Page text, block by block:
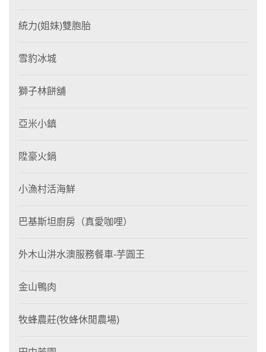
統力(姐妹)雙胞胎
雪豹冰城
獅子林餅舖
亞米小鎮
陞豪火鍋
小漁村活海鮮
巴基斯坦廚房（真愛咖哩）
外木山汫水澳服務餐車-芋圓王
金山鴨肉
牧蜂農莊(牧蜂休閒農場)